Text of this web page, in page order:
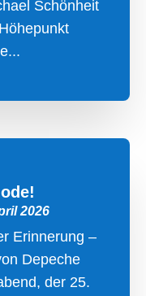
Schönheit
2026
Erinnerung –
Depeche
der 25.